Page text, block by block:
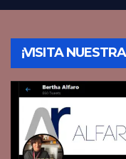
¡VISITA